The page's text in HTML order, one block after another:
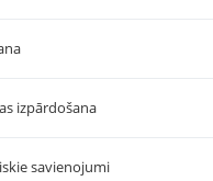
izpārdošana
savienojumi